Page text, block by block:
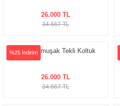
26.000 TL
34.667 TL
%25 İndirim
Fendi Yumuşak Tekli Koltuk
26.000 TL
34.667 TL